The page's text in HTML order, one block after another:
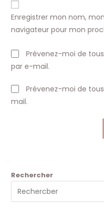
comment
votre
(facultatif)
Enregistrer mon nom,
navigateur pour mon
Prévenez-moi de
par e-mail.
Prévenez-moi de
mail.
Rechercher